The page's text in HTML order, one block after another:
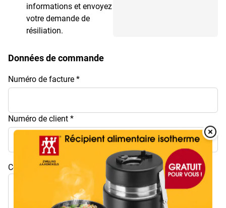
Overlay
informations et envoyez
votre demande de
résiliation.
Données de commande
Numéro de facture
Numéro de client
Commentaire / Rétractation partielle